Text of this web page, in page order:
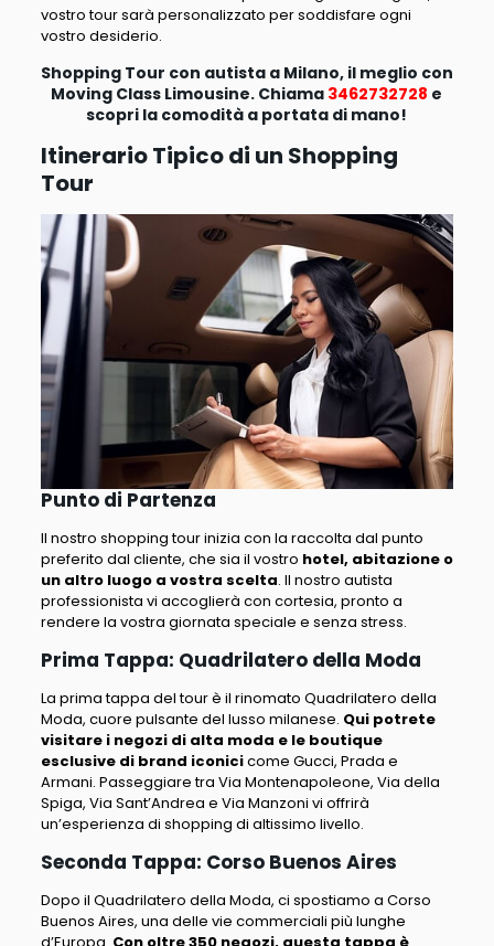
vostro tour sarà personalizzato per soddisfare ogni
vostro desiderio.
Shopping Tour con autista a Milano, il meglio con
Moving Class Limousine. Chiama 3462732728 e
scopri la comodità a portata di mano!
Itinerario Tipico di un Shopping
Tour
Punto di Partenza
Il nostro shopping tour inizia con la raccolta dal punto
preferito dal cliente, che sia il vostro hotel, abitazione o
un altro luogo a vostra scelta. Il nostro autista
professionista vi accoglierà con cortesia, pronto a
rendere la vostra giornata speciale e senza stress.
Prima Tappa: Quadrilatero della Moda
La prima tappa del tour è il rinomato Quadrilatero della
Moda, cuore pulsante del lusso milanese. Qui potrete
visitare i negozi di alta moda e le boutique
esclusive di brand iconicicome Gucci, Prada e
Armani. Passeggiare tra Via Montenapoleone, Via della
Spiga, Via Sant’Andrea e Via Manzoni vi offrirà
un’esperienza di shopping di altissimo livello.
Seconda Tappa: Corso Buenos Aires
Dopo il Quadrilatero della Moda, ci spostiamo a Corso
Buenos Aires, una delle vie commerciali più lunghe